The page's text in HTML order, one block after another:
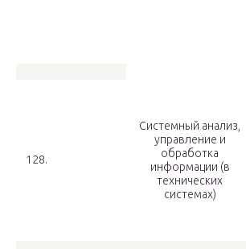
128.
Системный анализ,
управление и
обработка
информации (в
технических
системах)